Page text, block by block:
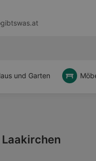
und Garten